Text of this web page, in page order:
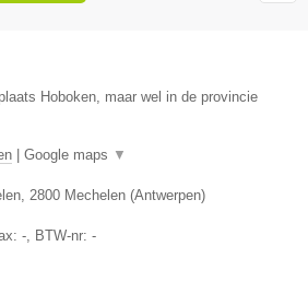
Hoboken, maar wel in de provincie
Google maps ▼
2800 Mechelen (Antwerpen)
- , BTW-nr: -